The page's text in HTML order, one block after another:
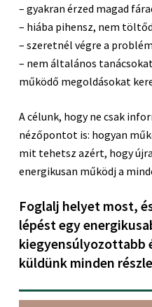
– gyakran érzed magad
– hiába pihensz, nem
– szeretnél végre a
– nem általános
működő megoldásokat
A célunk, hogy ne csak
nézőpontot is: hogyan
mit tehetsz azért, hogy
energikusan működj a
Foglalj helyet most,
lépést egy
kiegyensúlyozottabb
küldünk minden